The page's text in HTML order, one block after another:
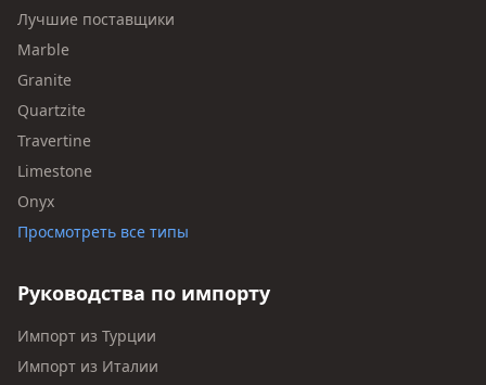
Лучшие поставщики
Marble
Granite
Quartzite
Travertine
Limestone
Onyx
Просмотреть все типы
Руководства по импорту
Импорт из Турции
Импорт из Италии